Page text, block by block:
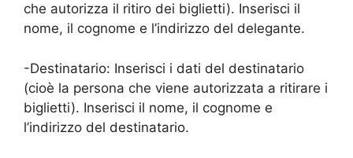
che autorizza il ritiro dei biglietti). Inserisci il
nome, il cognome e l’indirizzo del delegante.
-Destinatario: Inserisci i dati del destinatario
(cioè la persona che viene autorizzata a ritirare i
biglietti). Inserisci il nome, il cognome e
l’indirizzo del destinatario.